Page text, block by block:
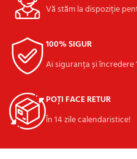
Vă stăm la dispoziție
100% SIGUR
Ai siguranța și încredere
POȚI FACE RETUR
În 14 zile calendaristice!